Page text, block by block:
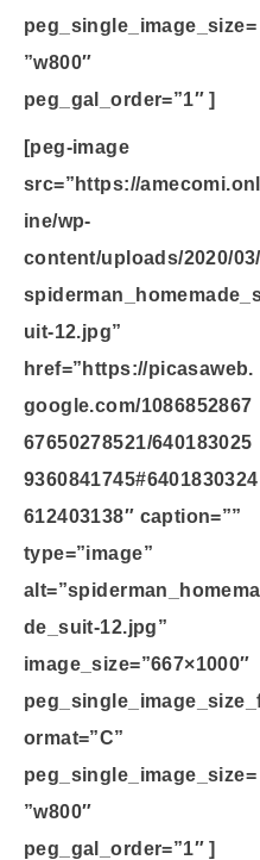
peg_single_image_size=
”w800″
peg_gal_order=”1″ ]
[peg-image
src=”https://amecomi.onl
ine/wp-
content/uploads/2020/03/
uit-12.jpg”
href=”https://picasaweb.
google.com/1086852867
67650278521/640183025
9360841745#6401830324
612403138″ caption=””
type=”image”
alt=”spiderman_homema
de_suit-12.jpg”
image_size=”667×1000″
ormat=”C”
peg_single_image_size=
”w800″
peg_gal_order=”1″ ]